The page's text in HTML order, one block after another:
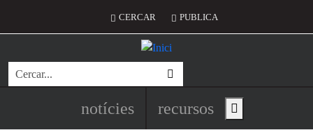
Menú del compte d'usuari
CERCAR PUBLICA
Cerca
Navegació principal de
notícies recursos Show main menu